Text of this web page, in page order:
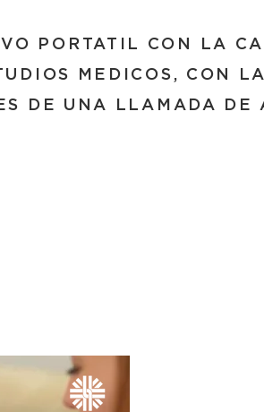
PORTATIL CON LA
MEDICOS, CON
DE UNA LLAMADA DE